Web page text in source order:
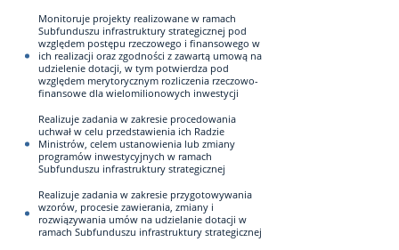
Monitoruje projekty realizowane w ramach
Subfunduszu infrastruktury strategicznej pod
względem postępu rzeczowego i finansowego w
ich realizacji oraz zgodności z zawartą umową na
udzielenie dotacji, w tym potwierdza pod
względem merytorycznym rozliczenia rzeczowo-
finansowe dla wielomilionowych inwestycji
Realizuje zadania w zakresie procedowania
uchwał w celu przedstawienia ich Radzie
Ministrów, celem ustanowienia lub zmiany
programów inwestycyjnych w ramach
Subfunduszu infrastruktury strategicznej
Realizuje zadania w zakresie przygotowywania
wzorów, procesie zawierania, zmiany i
rozwiązywania umów na udzielanie dotacji w
ramach Subfunduszu infrastruktury strategicznej